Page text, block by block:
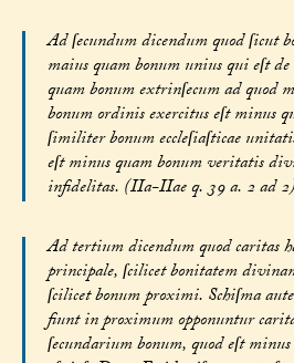
Ad ſecundum dicendum quod ſicut
maius quam bonum unius qui eſt
quam bonum extrinſecum ad quod
bonum ordinis exercitus eſt minus
ſimiliter bonum eccleſiaſticae
eſt minus quam bonum veritatis
infidelitas. (IIa-IIae q. 39 a. 2 ad 2)
Ad tertium dicendum quod caritas
principale, ſcilicet bonitatem
ſcilicet bonum proximi. Schiſma
fiunt in proximum opponuntur
ſecundarium bonum, quod eſt